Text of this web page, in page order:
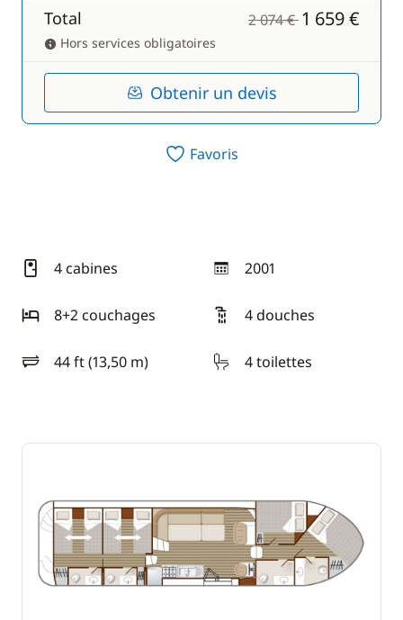
Total 2 074 €1 659 €
Hors services obligatoires
Obtenir un devis
Favoris
4 cabines 2001
année
8+2 couchages
4 douches
44 ft (13,50 m)
longueur 4 toilettes